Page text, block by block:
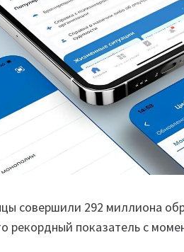
совершили 292 миллиона
рекордный показатель с